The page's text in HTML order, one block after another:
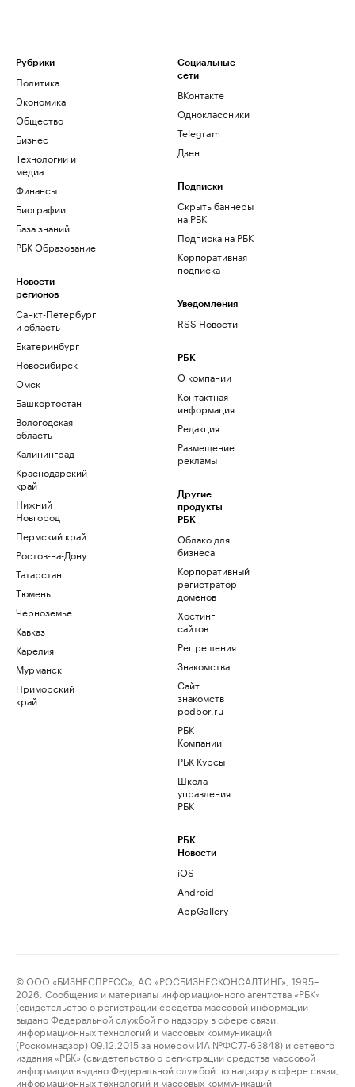
Рубрики
Политика
Экономика
Общество
Бизнес
Технологии и
медиа
Финансы
Биографии
База знаний
РБК Образование
Новости
регионов
Санкт-Петербург
и область
Екатеринбург
Новосибирск
Омск
Башкортостан
Вологодская
область
Калининград
Краснодарский
край
Нижний
Новгород
Пермский край
Ростов-на-Дону
Татарстан
Тюмень
Черноземье
Кавказ
Карелия
Мурманск
Приморский
край
Социальные
сети
ВКонтакте
Одноклассники
Telegram
Дзен
Подписки
Скрыть баннеры
на РБК
Подписка на РБК
Корпоративная
подписка
Уведомления
RSS Новости
РБК
О компании
Контактная
информация
Редакция
Размещение
рекламы
Другие
продукты
РБК
Облако для
бизнеса
Корпоративный
регистратор
доменов
Хостинг
сайтов
Рег.решения
Знакомства
Сайт
знакомств
podbor.ru
РБК
Компании
РБК Курсы
Школа
управления
РБК
РБК
Новости
iOS
Android
AppGallery
© ООО «БИЗНЕСПРЕСС», АО «РОСБИЗНЕСКОНСАЛТИНГ», 1995–
2026. Сообщения и материалы информационного агентства «РБК»
(свидетельство о регистрации средства массовой информации
выдано Федеральной службой по надзору в сфере связи,
информационных технологий и массовых коммуникаций
(Роскомнадзор) 09.12.2015 за номером ИА №ФС77-63848) и сетевого
издания «РБК» (свидетельство о регистрации средства массовой
информации выдано Федеральной службой по надзору в сфере связи,
информационных технологий и массовых коммуникаций